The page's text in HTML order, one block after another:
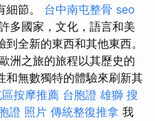
細節。 台中南屯整骨 seo
多國家，文化，語言和美
全新的東西和其他東西。
洲之旅的旅程以其歷史的
和無數獨特的體驗來刷新其
按摩推薦 台胞證 雄獅 搜
證 照片 傳統整復推拿 我